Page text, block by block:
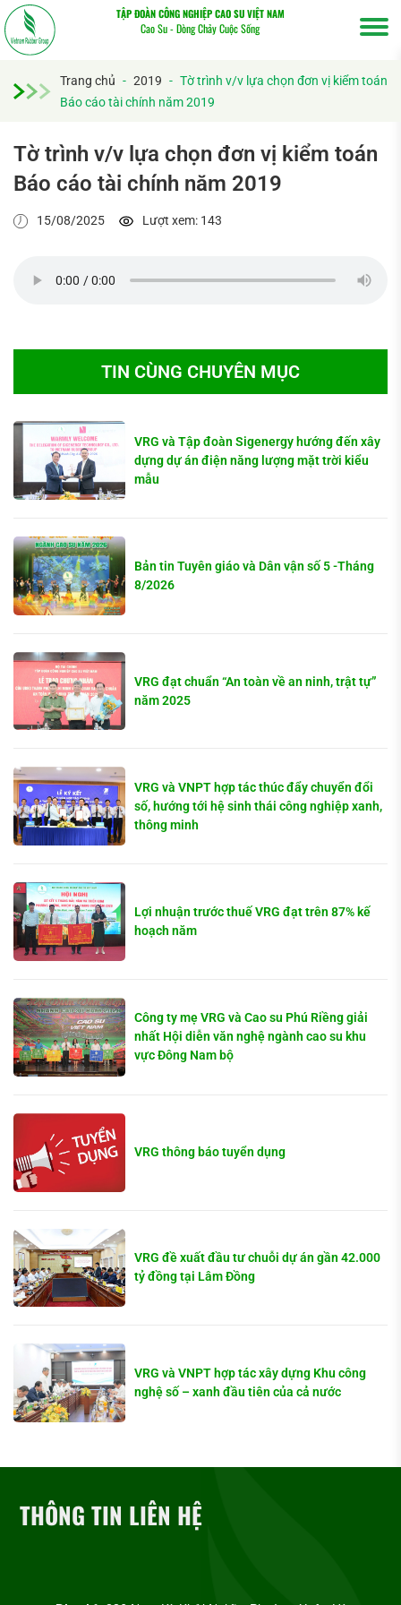
TẬP ĐOÀN CÔNG NGHIỆP CAO SU VIỆT NAM
Cao Su - Dòng Chảy Cuộc Sống
Trang chủ - 2019 - Tờ trình v/v lựa chọn đơn vị kiểm toán
Báo cáo tài chính năm 2019
Tờ trình v/v lựa chọn đơn vị kiểm toán
Báo cáo tài chính năm 2019
15/08/2025 Lượt xem: 143
TIN CÙNG CHUYÊN MỤC
VRG và Tập đoàn Sigenergy hướng đến xây
dựng dự án điện năng lượng mặt trời kiểu
mẫu
Bản tin Tuyên giáo và Dân vận số 5 -Tháng
8/2026
VRG đạt chuẩn “An toàn về an ninh, trật tự”
năm 2025
VRG và VNPT hợp tác thúc đẩy chuyển đổi
số, hướng tới hệ sinh thái công nghiệp xanh,
thông minh
Lợi nhuận trước thuế VRG đạt trên 87% kế
hoạch năm
Công ty mẹ VRG và Cao su Phú Riềng giải
nhất Hội diễn văn nghệ ngành cao su khu
vực Đông Nam bộ
VRG thông báo tuyển dụng
VRG đề xuất đầu tư chuỗi dự án gần 42.000
tỷ đồng tại Lâm Đồng
VRG và VNPT hợp tác xây dựng Khu công
nghệ số – xanh đầu tiên của cả nước
THÔNG TIN LIÊN HỆ
Tìm